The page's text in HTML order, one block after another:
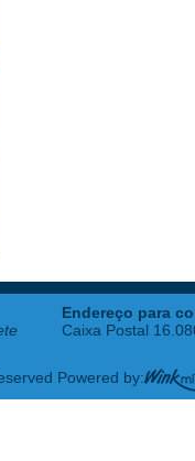
Endereço para
Caixa Postal
Powered by: